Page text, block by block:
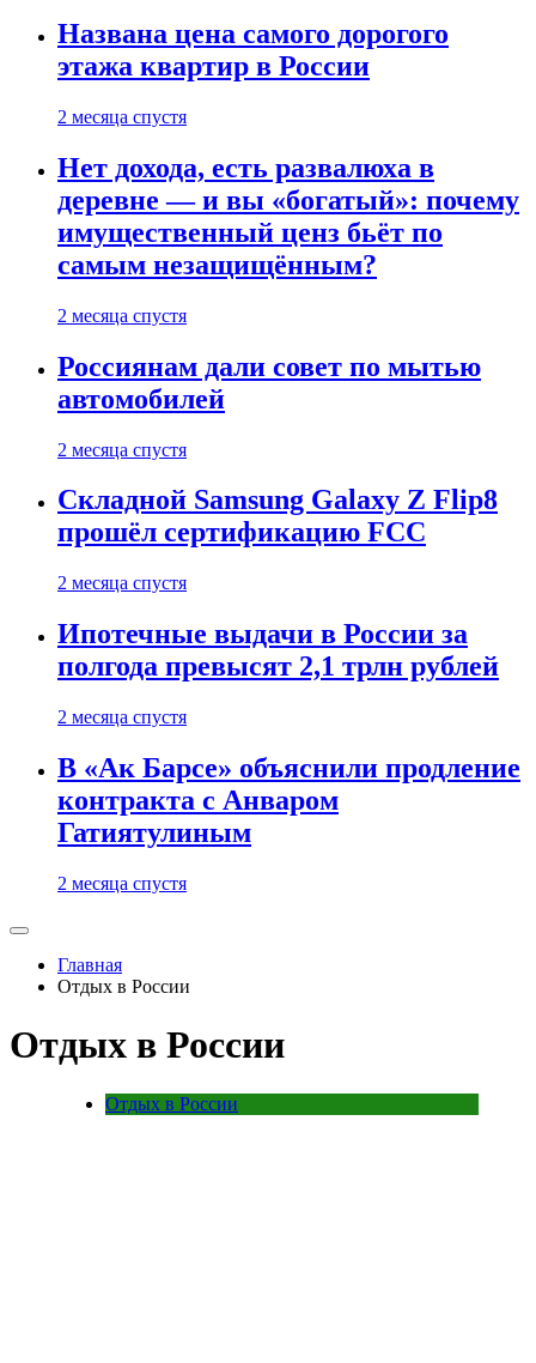
Названа цена самого дорогого
этажа квартир в России
2 месяца спустя
Нет дохода, есть развалюха в
деревне — и вы «богатый»: почему
имущественный ценз бьёт по
самым незащищённым?
2 месяца спустя
Россиянам дали совет по мытью
автомобилей
2 месяца спустя
Складной Samsung Galaxy Z Flip8
прошёл сертификацию FCC
2 месяца спустя
Ипотечные выдачи в России за
полгода превысят 2,1 трлн рублей
2 месяца спустя
В «Ак Барсе» объяснили продление
контракта с Анваром
Гатиятулиным
2 месяца спустя
Главная
Отдых в России
Отдых в России
Отдых в России